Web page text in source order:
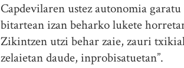
Capdevilaren ustez autonomia
bitartean izan beharko lukete
Zikintzen utzi behar zaie, zauri
zelaietan daude, inprobisatuetan”.